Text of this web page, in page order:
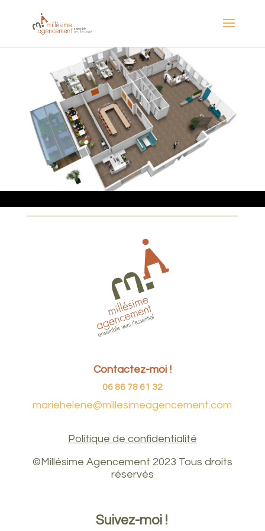
Contactez-moi !
06 86 78 61 32
mariehelene@millesimeagencement.com
Politique de confidentialité
©Millésime Agencement 2023 Tous droits
réservés
Suivez-moi !